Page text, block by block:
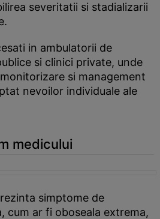
severitatii si stadializarii
in ambulatorii de
si clinici private, unde
si management
nevoilor individuale ale
medicului
simptome de
cum ar fi oboseala extrema,